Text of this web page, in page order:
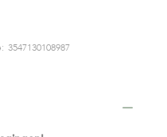
3547130108987